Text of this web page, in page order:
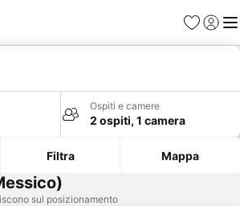
PreferitiAccedi
Ospiti e camere
2 ospiti, 1 camera
Filtra Mappa
sul posizionamento